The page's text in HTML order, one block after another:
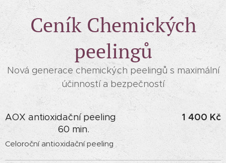
Ceník Chemických
peelingů
Nová generace chemických peelingů s maximální
účinností a bezpečností
AOX antioxidační peeling
60 min.
Celoroční antioxidační peeling
1 400 Kč